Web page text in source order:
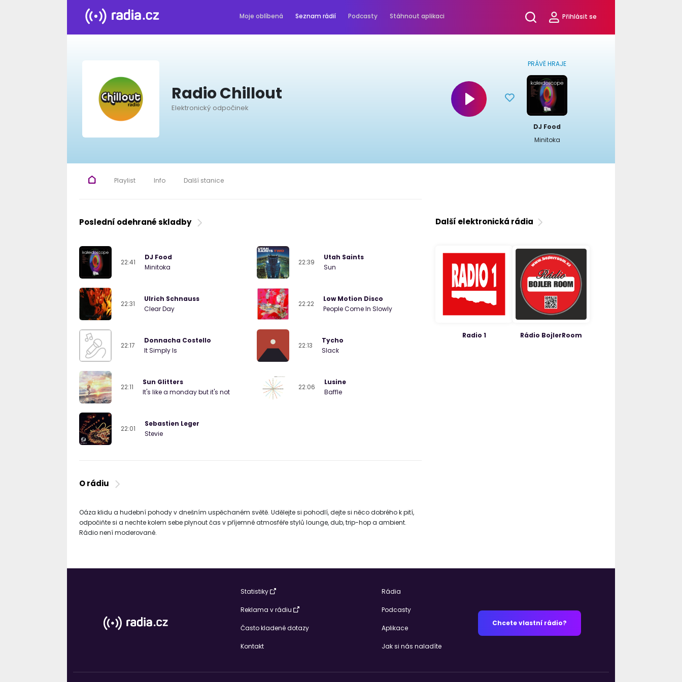
Moje oblíbená Seznam rádií Podcasty Stáhnout aplikaci Přihlásit se
Radio Chillout
Elektronický odpočinek
PRÁVĚ HRAJE
DJ Food
Minitoka
Playlist Info Další stanice
Poslední odehrané skladby
22:41
DJ Food
Minitoka
22:39
Utah Saints
Sun
22:31
Ulrich Schnauss
Clear Day
22:22
Low Motion Disco
People Come In Slowly
22:17
Donnacha Costello
It Simply Is
22:13
Tycho
Slack
22:11
Sun Glitters
It's like a monday but it's not
22:06
Lusine
Baffle
22:01
Sebastien Leger
Stevie
O rádiu
Oáza klidu a hudební pohody v dnešním uspěchaném světě. Udělejte si pohodlí, dejte si něco dobrého k pití,
odpočiňte si a nechte kolem sebe plynout čas v příjemné atmosféře stylů lounge, dub, trip-hop a ambient.
Rádio není moderované.
Další elektronická rádia
Radio 1 Rádio BojlerRoom
Statistiky
Reklama v rádiu
Často kladené dotazy
Kontakt
Rádia
Podcasty
Aplikace
Jak si nás naladíte
Chcete vlastní rádio?